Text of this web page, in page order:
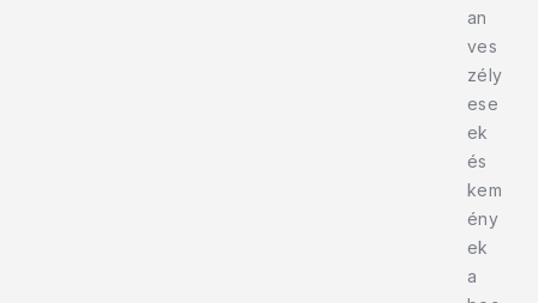
an
ves
zély
ese
ek
és
kem
ény
ek
a